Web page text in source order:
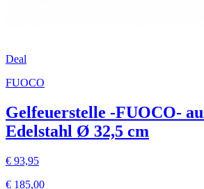
Deal
FUOCO
Gelfeuerstelle -FUOCO-
Edelstahl Ø 32,5 cm
€ 93,95
€ 185,00